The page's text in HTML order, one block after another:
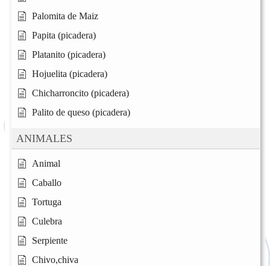
Palomita de Maiz
Papita (picadera)
Platanito (picadera)
Hojuelita (picadera)
Chicharroncito (picadera)
Palito de queso (picadera)
ANIMALES
Animal
Caballo
Tortuga
Culebra
Serpiente
Chivo,chiva